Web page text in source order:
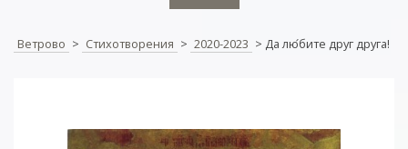
Ветрово > Стихотворения > 2020-2023 > Да любите друг друга!